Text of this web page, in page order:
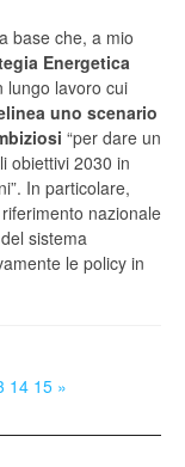
base che, a mio
Energetica
lungo lavoro cui
uno scenario
“per dare un
obiettivi 2030 in
In particolare,
nazionale
sistema
le policy in
14 15 »